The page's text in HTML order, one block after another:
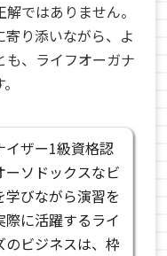
ではありません。
り添いながら、よ
も、ライフオーガナ
イザー1級資格認
ーソドックスなビ
学びながら演習を
に活躍するライ
のビジネスは、枠